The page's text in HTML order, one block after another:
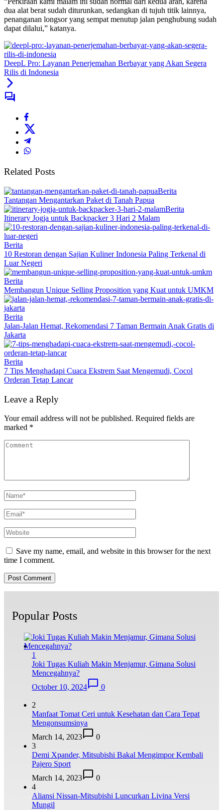
dua alat berat sudah diturunkan, sedangkan di tujuh titik lainnya,
penanganan longsor yang sempat menutup jalan penghubung sudah
dapat dilalui,” katanya.
DeepL Pro: Layanan Penerjemahan Berbayar yang Akan Segera
Rilis di Indonesia
Related Posts
Berita
Tantangan Mengantarkan Paket di Tanah Papua
Berita
Itinerary Jogja untuk Backpacker 3 Hari 2 Malam
Berita
10 Restoran dengan Sajian Kuliner Indonesia Paling Terkenal di
Luar Negeri
Berita
Membangun Unique Selling Proposition yang Kuat untuk UMKM
Berita
Jalan-Jalan Hemat, Rekomendasi 7 Taman Bermain Anak Gratis di
Jakarta
Berita
7 Tips Menghadapi Cuaca Ekstrem Saat Mengemudi, Cocol
Orderan Tetap Lancar
Leave a Reply
Your email address will not be published. Required fields are
marked *
Save my name, email, and website in this browser for the next
time I comment.
Popular Posts
1
Joki Tugas Kuliah Makin Menjamur, Gimana Solusi
Mencegahnya?
October 10, 2024
0
2
Manfaat Tomat Ceri untuk Kesehatan dan Cara Tepat
Mengonsumsinya
March 14, 2023
0
3
Demi Xpander, Mitsubishi Bakal Mengimpor Kembali
Pajero Sport
March 14, 2023
0
4
Aliansi Nissan-Mitsubishi Luncurkan Livina Versi
Mungil